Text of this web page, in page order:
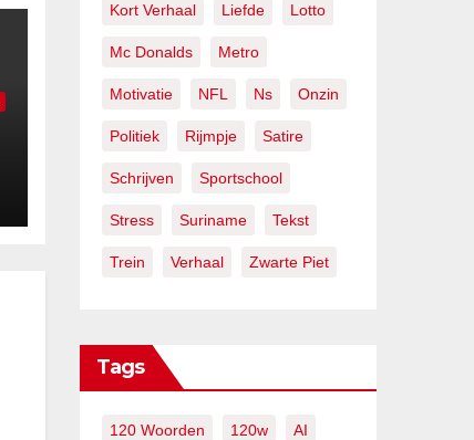
Kort Verhaal Liefde Lotto
Mc Donalds Metro
Motivatie NFL Ns Onzin
Politiek Rijmpje Satire
Schrijven Sportschool
Stress Suriname Tekst
Trein Verhaal Zwarte Piet
Tags
120 Woorden 120w AI